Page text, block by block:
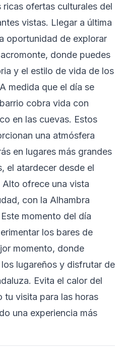
ofertas culturales del
vistas. Llegar a última
oportunidad de explorar
donde puedes
y el estilo de vida de los
medida que el día se
cobra vida con
en las cuevas. Estos
una atmósfera
en lugares más grandes
el atardecer desde el
ofrece una vista
con la Alhambra
momento del día
los bares de
momento, donde
lugareños y disfrutar de
Evita el calor del
tu visita para las horas
una experiencia más